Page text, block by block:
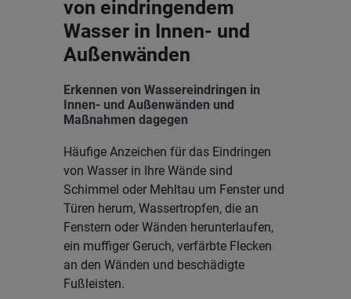
von eindringendem
Wasser in Innen- und
Außenwänden
Erkennen von Wassereindringen in
Innen- und Außenwänden und
Maßnahmen dagegen
Häufige Anzeichen für das Eindringen
von Wasser in Ihre Wände sind
Schimmel oder Mehltau um Fenster und
Türen herum, Wassertropfen, die an
Fenstern oder Wänden herunterlaufen,
ein muffiger Geruch, verfärbte Flecken
an den Wänden und beschädigte
Fußleisten.